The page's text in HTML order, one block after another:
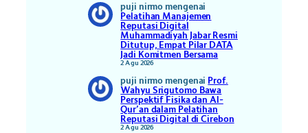
puji nirmomengenai
Pelatihan Manajemen
Reputasi Digital
Muhammadiyah Jabar Resmi
Ditutup, Empat Pilar DATA
Jadi Komitmen Bersama
2 Agu 2026
puji nirmomengenai Prof.
Wahyu Srigutomo Bawa
Perspektif Fisika dan Al-
Qur’an dalam Pelatihan
Reputasi Digital di Cirebon
2 Agu 2026